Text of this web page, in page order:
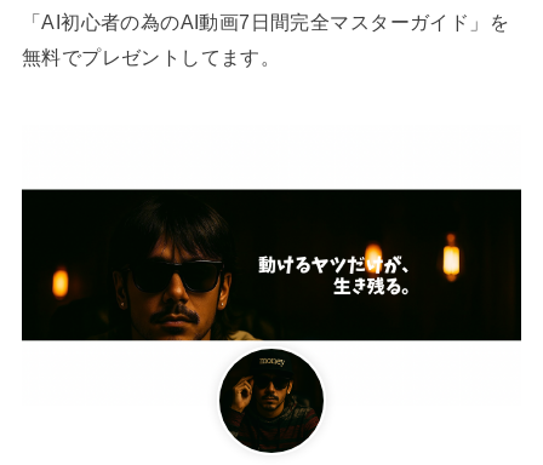
「AI初心者の為のAI動画7日間完全マスターガイド」を
無料でプレゼントしてます。